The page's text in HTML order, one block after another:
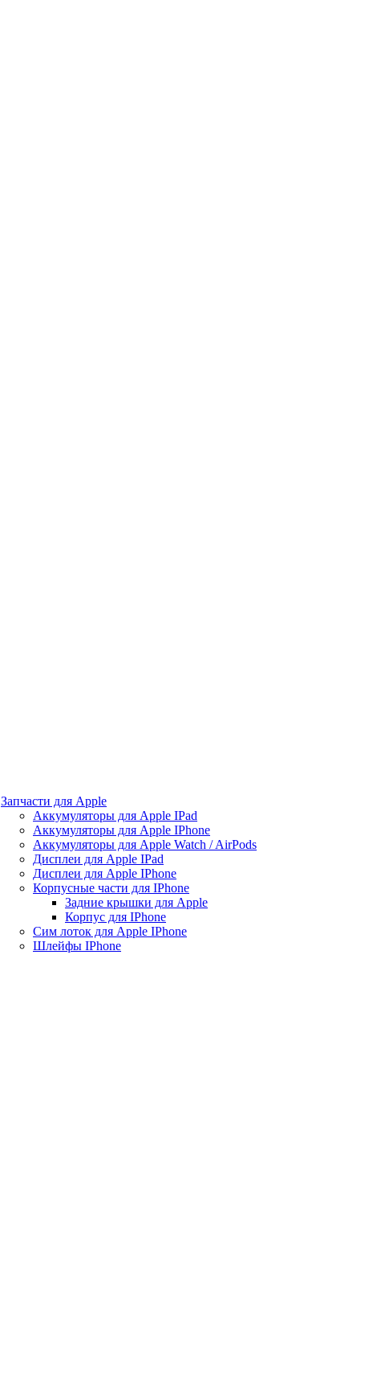
Запчасти для Apple
Аккумуляторы для Apple IPad
Аккумуляторы для Apple IPhone
Аккумуляторы для Apple Watch / AirPods
Дисплеи для Apple IPad
Дисплеи для Apple IPhone
Корпусные части для IPhone
Задние крышки для Apple
Корпус для IPhone
Сим лоток для Apple IPhone
Шлейфы IPhone